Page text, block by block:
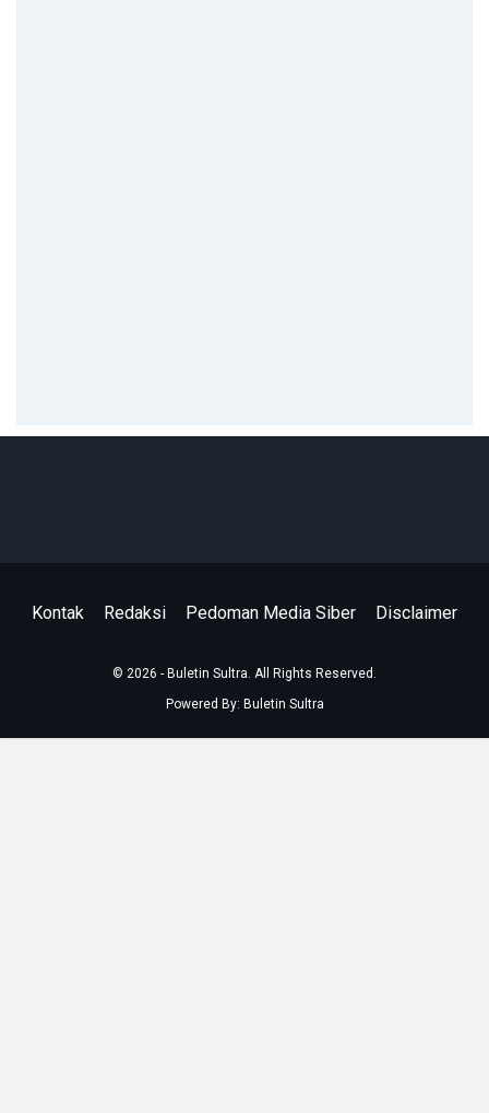
Kontak Redaksi Pedoman Media Siber Disclaimer
© 2026 - Buletin Sultra. All Rights Reserved.
Powered By: Buletin Sultra